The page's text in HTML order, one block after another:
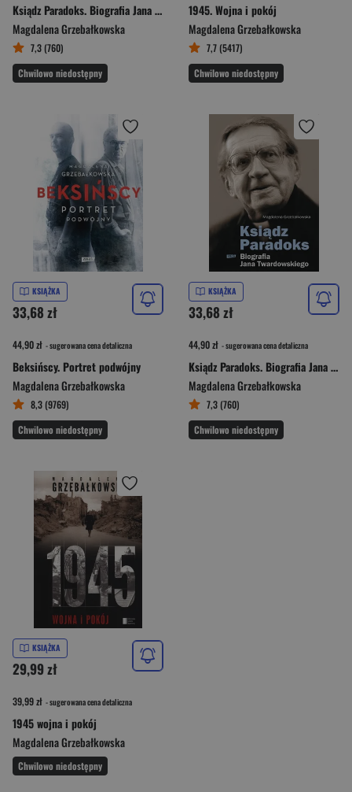
Ksiądz Paradoks. Biografia Jana Twardowskiego
Magdalena Grzebałkowska
7,3 (760)
Chwilowo niedostępny
1945. Wojna i pokój
Magdalena Grzebałkowska
7,7 (5417)
Chwilowo niedostępny
KSIĄŻKA
33,68 zł
44,90 zł - sugerowana cena detaliczna
Beksińscy. Portret podwójny
Magdalena Grzebałkowska
8,3 (9769)
Chwilowo niedostępny
KSIĄŻKA
33,68 zł
44,90 zł - sugerowana cena detaliczna
Ksiądz Paradoks. Biografia Jana Twardowskiego
Magdalena Grzebałkowska
7,3 (760)
Chwilowo niedostępny
KSIĄŻKA
29,99 zł
39,99 zł - sugerowana cena detaliczna
1945 wojna i pokój
Magdalena Grzebałkowska
Chwilowo niedostępny